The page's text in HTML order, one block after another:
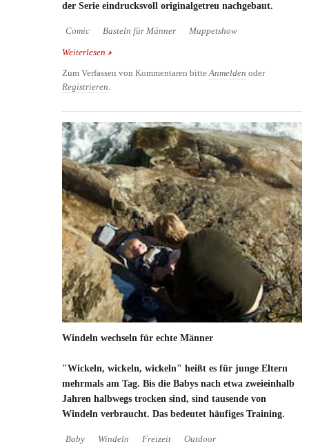
der Serie eindrucksvoll originalgetreu nachgebaut.
Comic Basteln für Männer Muppetshow
Weiterlesen über Originalgetreuer Nachbau der Muppetshow
Zum Verfassen von Kommentaren bitteAnmelden oder
Registrieren.
Windeln wechseln für echte Männer
"Wickeln, wickeln, wickeln" heißt es für junge Eltern
mehrmals am Tag. Bis die Babys nach etwa zweieinhalb
Jahren halbwegs trocken sind, sind tausende von
Windeln verbraucht. Das bedeutet häufiges Training.
Baby Windeln Freizeit Outdoor